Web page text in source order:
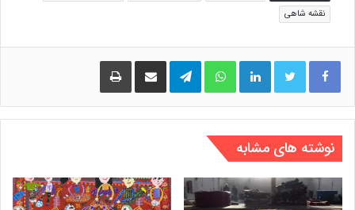
نقشه شاهی
لینکدین واتس آپ تلگرام اشتراک گذاری از طریق ایمیل
نوشته های مشابه